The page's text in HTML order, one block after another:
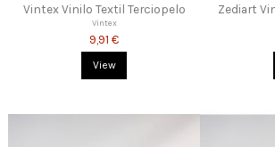
Vintex Vinilo Textil Terciopelo
Vintex
9,91 €
View
Zediart